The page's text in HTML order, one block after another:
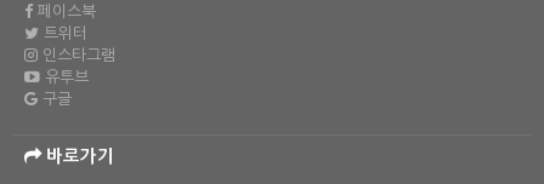
페이스북
트위터
인스타그램
유투브
구글
바로가기